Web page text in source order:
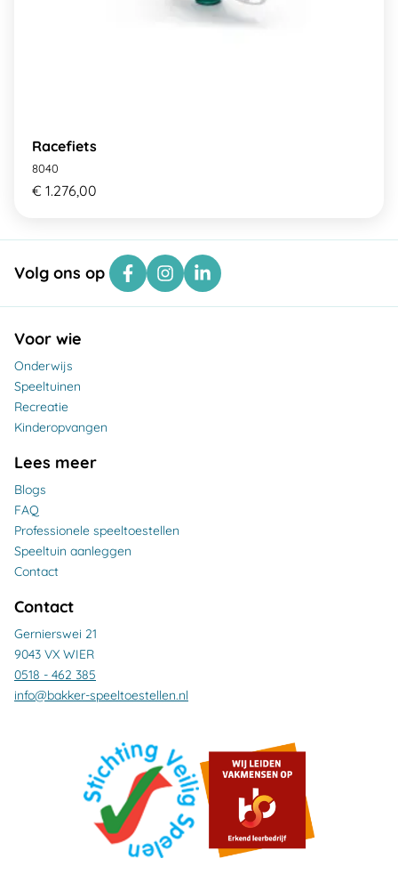
Racefiets
8040
€ 1.276,00
Volg ons op
Voor wie
Onderwijs
Speeltuinen
Recreatie
Kinderopvangen
Lees meer
Blogs
FAQ
Professionele speeltoestellen
Speeltuin aanleggen
Contact
Contact
Gernierswei 21
9043 VX WIER
0518 - 462 385
info@bakker-speeltoestellen.nl